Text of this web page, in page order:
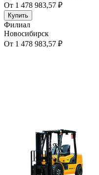
От 1 478 983,57 ₽
Купить
Филиал
Новосибирск
От 1 478 983,57 ₽